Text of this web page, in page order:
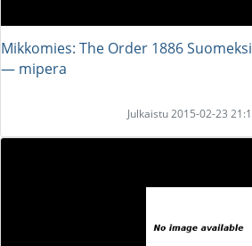
Mikkomies: The Order 1886
― mipera
Julkaistu 2015-02-23